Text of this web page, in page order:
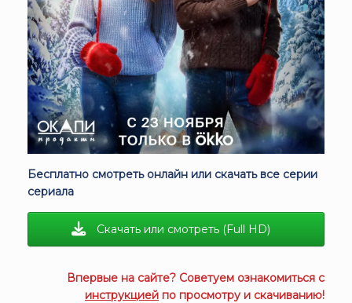
Бесплатно смотреть онлайн или скачать все серии
сериала
Скачать или смотреть (Full HD)
Впервые на сайте? Советуем ознакомиться с
инструкцией по просмотру и скачиванию!